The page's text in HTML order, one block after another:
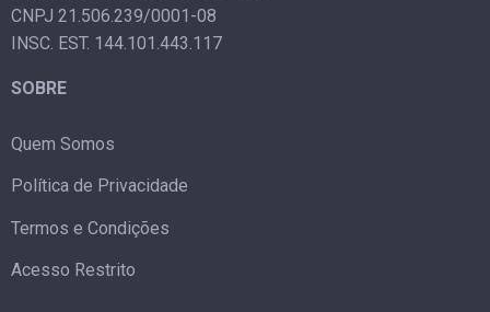
CNPJ 21.506.239/0001-08
INSC. EST. 144.101.443.117
SOBRE
Quem Somos
Política de Privacidade
Termos e Condições
Acesso Restrito